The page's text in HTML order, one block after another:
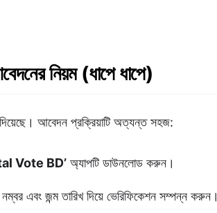
নিয়ম (ধাপে ধাপে)
দিয়েছে। আবেদন প্রক্রিয়াটি অত্যন্ত সহজ:
Vote BD’ অ্যাপটি ডাউনলোড করুন।
এবং জন্ম তারিখ দিয়ে ভেরিফিকেশন সম্পন্ন করুন।